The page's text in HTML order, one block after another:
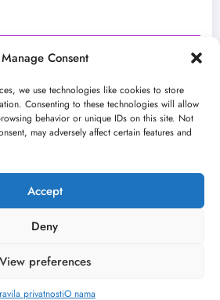
Manage Consent
we use technologies like cookies to store
Consenting to these technologies will allow
behavior or unique IDs on this site. Not
may adversely affect certain features and
Accept
Deny
View preferences
privatnostiO nama
Youtube
Uslovi
Kontakt
kišobran| Powered BySpiceThemes